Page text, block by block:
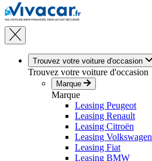
Trouvez votre voiture d'occasion
Trouvez votre voiture d'occasion
Marque
Marque
Leasing Peugeot
Leasing Renault
Leasing Citroën
Leasing Volkswagen
Leasing Fiat
Leasing BMW